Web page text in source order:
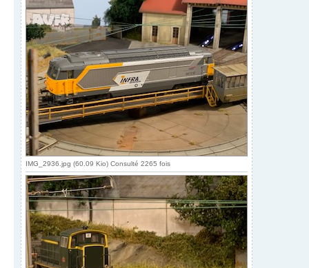
IMG_2936.jpg (60.09 Kio) Consulté 2265 fois